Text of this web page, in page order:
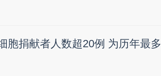
胞捐献者人数超20例 为历年最多